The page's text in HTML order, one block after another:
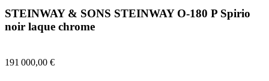
STEINWAY & SONS STEINWAY O-180 P Spirio
noir laque chrome
191 000,00 €